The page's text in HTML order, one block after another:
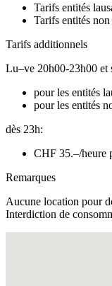
Tarifs entités
Tarifs entités
Tarifs additionnels
Lu–ve 20h00-23h00 et
pour les entités
pour les entités
dès 23h:
CHF 35.–/heure
Remarques
Aucune location pour
Interdiction de